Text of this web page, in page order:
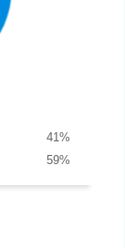
%
41
%
59